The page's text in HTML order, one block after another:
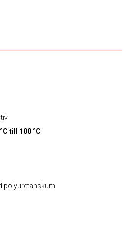
till 100 °C
polyuretanskum